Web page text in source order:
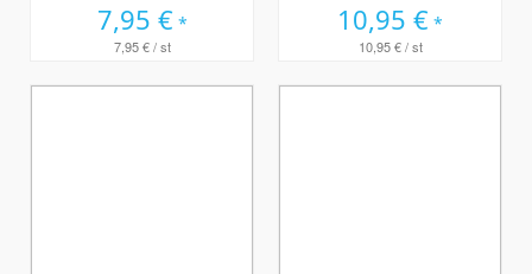
7,95 €
7,95 €/ st
10,95 €
10,95 €/ st